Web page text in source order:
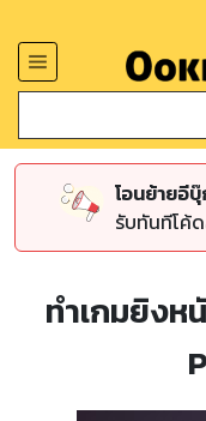
โอนย้ายอี
รับทันทีโค้
ทำเกมยิง